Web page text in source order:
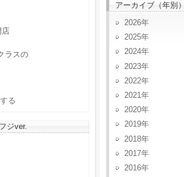
店
ラスの
ジver.
アーカイブ（年別）
2026
2025
2024
2023
2022
2021
2020
2019
2018
2017
2016